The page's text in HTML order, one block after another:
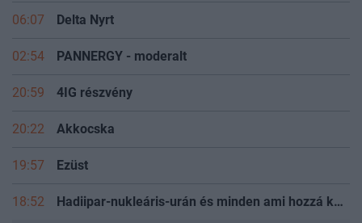
06:07 Delta Nyrt
02:54 PANNERGY - moderalt
20:59 4IG részvény
20:22 Akkocska
19:57 Ezüst
18:52 Hadiipar-nukleáris-urán és minden ami hozzá kapcsolódik